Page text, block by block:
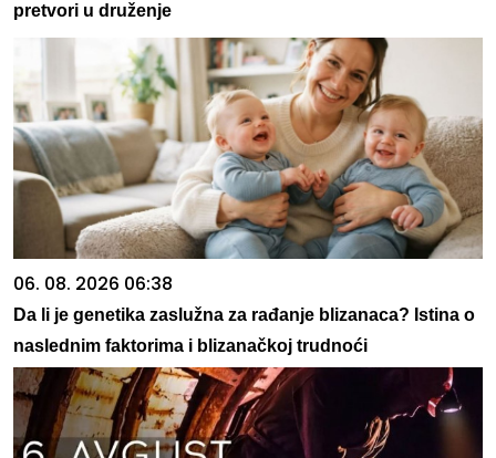
pretvori u druženje
06. 08. 2026 06:38
Da li je genetika zaslužna za rađanje blizanaca? Istina o
naslednim faktorima i blizanačkoj trudnoći